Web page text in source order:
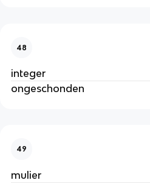
48
integer
ongeschonden
49
mulier